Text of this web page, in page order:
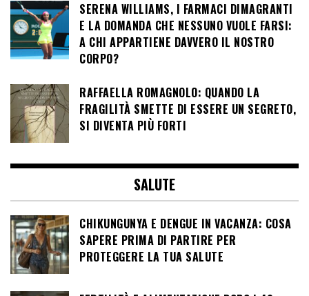
SERENA WILLIAMS, I FARMACI DIMAGRANTI
E LA DOMANDA CHE NESSUNO VUOLE FARSI:
A CHI APPARTIENE DAVVERO IL NOSTRO
CORPO?
RAFFAELLA ROMAGNOLO: QUANDO LA
FRAGILITÀ SMETTE DI ESSERE UN SEGRETO,
SI DIVENTA PIÙ FORTI
SALUTE
CHIKUNGUNYA E DENGUE IN VACANZA: COSA
SAPERE PRIMA DI PARTIRE PER
PROTEGGERE LA TUA SALUTE